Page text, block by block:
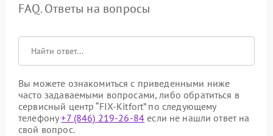
FAQ. Ответы на вопросы
Вы можете ознакомиться с приведенными ниже
часто задаваемыми вопросами, либо обратиться в
сервисный центр “FIX-Kitfort” по следующему
телефону+7 (846) 219-26-84 если не нашли ответ на
свой вопрос.